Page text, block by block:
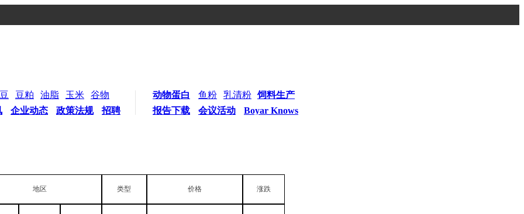
豆粕 油脂 玉米
谷物
企业动态 政策法规 招聘
动物蛋白 鱼粉 乳清粉 饲料生产
报告下载
会议活动
Boyar Knows
地区 类型 价格 涨跌